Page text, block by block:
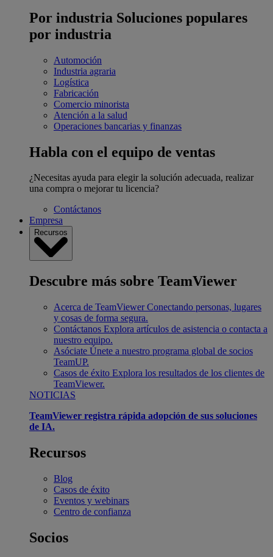
Por industria Soluciones populares
por industria
Automoción
Industria agraria
Logística
Fabricación
Comercio minorista
Atención a la salud
Operaciones bancarias y finanzas
Habla con el equipo de ventas
¿Necesitas ayuda para elegir la solución adecuada, realizar
una compra o mejorar tu licencia?
Contáctanos
Empresa
Recursos
Descubre más sobre TeamViewer
Acerca de TeamViewer Conectando personas, lugares
y cosas de forma segura.
Contáctanos Explora artículos de asistencia o contacta a
nuestro equipo.
Asóciate Únete a nuestro programa global de socios
TeamUP.
Casos de éxito Explora los resultados de los clientes de
TeamViewer.
NOTICIAS
TeamViewer registra rápida adopción de sus soluciones
de IA.
Recursos
Blog
Casos de éxito
Eventos y webinars
Centro de confianza
Socios